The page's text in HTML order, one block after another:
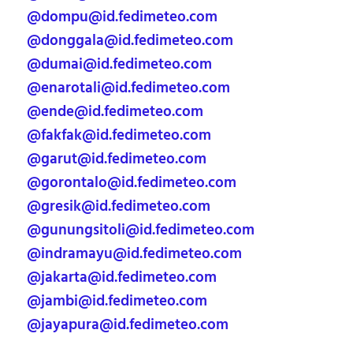
@dompu@id.fedimeteo.com
@donggala@id.fedimeteo.com
@dumai@id.fedimeteo.com
@enarotali@id.fedimeteo.com
@ende@id.fedimeteo.com
@fakfak@id.fedimeteo.com
@garut@id.fedimeteo.com
@gorontalo@id.fedimeteo.com
@gresik@id.fedimeteo.com
@gunungsitoli@id.fedimeteo.com
@indramayu@id.fedimeteo.com
@jakarta@id.fedimeteo.com
@jambi@id.fedimeteo.com
@jayapura@id.fedimeteo.com